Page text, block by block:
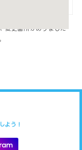
変更箇所がありました